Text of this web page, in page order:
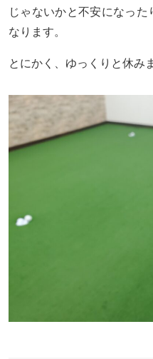
じゃないかと不安になった
なります。
とにかく、ゆっくりと休み